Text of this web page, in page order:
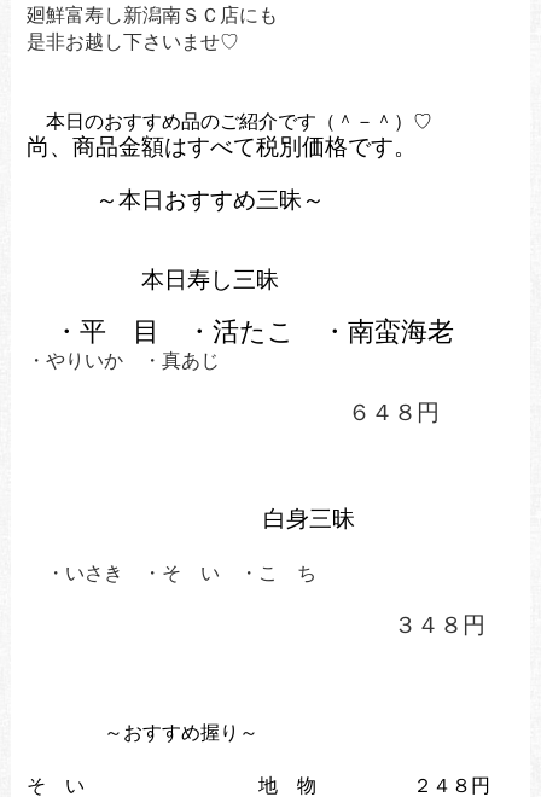
廻鮮富寿し新潟南ＳＣ店にも
是非お越し下さいませ♡
本日のおすすめ品のご紹介です（＾－＾）♡
尚、商品金額はすべて税別 価格です。
～本日おすすめ三昧～
本日寿し三昧
・平 目 ・活たこ ・南蛮海老
・やりいか ・真あじ
６４８円
白身三昧
・いさき ・そ い ・こ ち
３４８円
～おすすめ握り～
そ い 地 物 ２４８円